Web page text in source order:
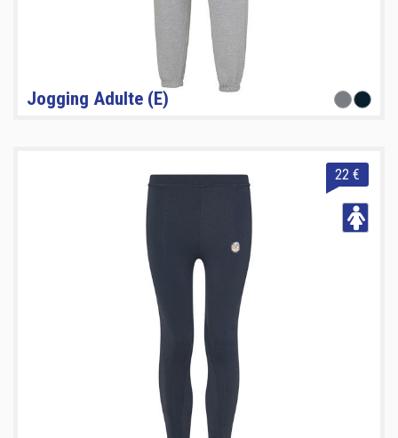
Jogging Adulte (E)
22 €